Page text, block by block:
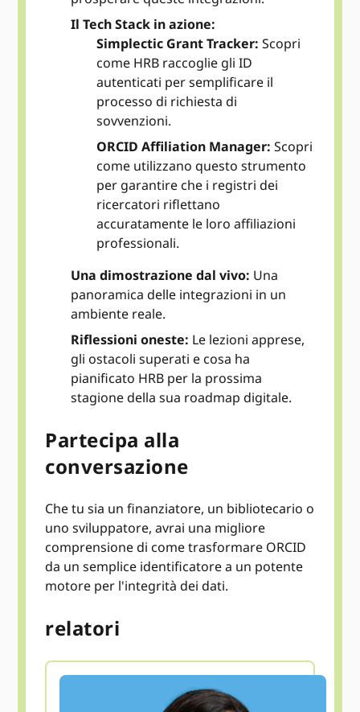
Il Tech Stack in azione:
Simplectic Grant Tracker: Scopri
come HRB raccoglie gli ID
autenticati per semplificare il
processo di richiesta di
sovvenzioni.
ORCID Affiliation Manager: Scopri
come utilizzano questo strumento
per garantire che i registri dei
ricercatori riflettano
accuratamente le loro affiliazioni
professionali.
Una dimostrazione dal vivo: Una
panoramica delle integrazioni in un
ambiente reale.
Riflessioni oneste: Le lezioni apprese,
gli ostacoli superati e cosa ha
pianificato HRB per la prossima
stagione della sua roadmap digitale.
Partecipa alla
conversazione
Che tu sia un finanziatore, un bibliotecario o
uno sviluppatore, avrai una migliore
comprensione di come trasformare ORCID
da un semplice identificatore a un potente
motore per l'integrità dei dati.
relatori